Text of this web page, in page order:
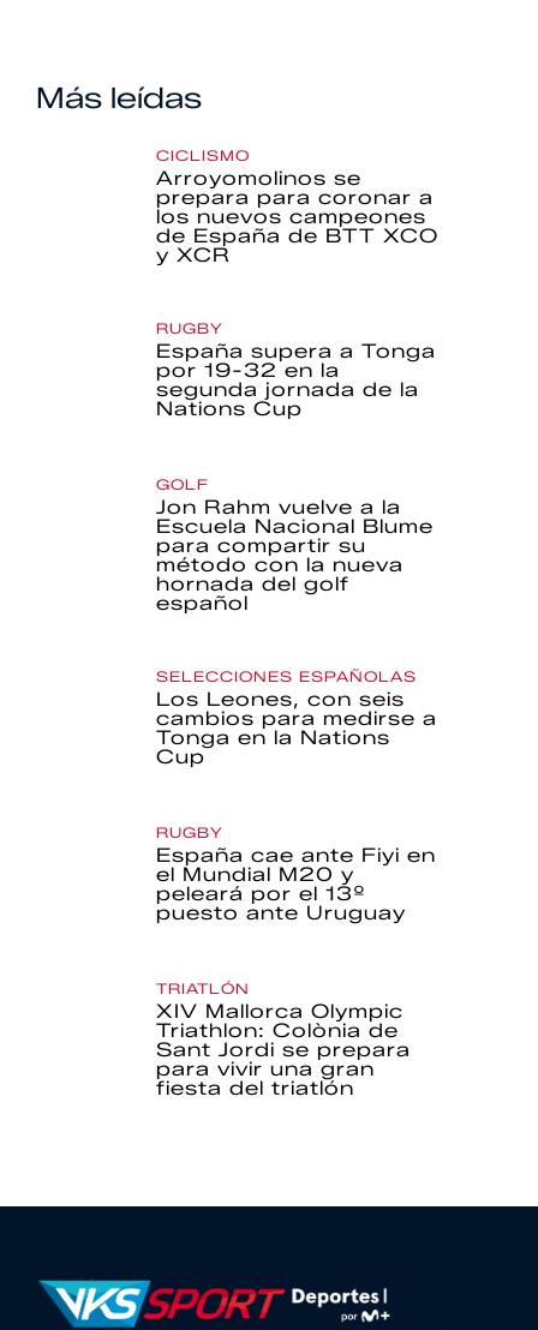
Más leídas
CICLISMO
Arroyomolinos se
prepara para coronar a
los nuevos campeones
de España de BTT XCO
y XCR
RUGBY
España supera a Tonga
por 19-32 en la
segunda jornada de la
Nations Cup
GOLF
Jon Rahm vuelve a la
Escuela Nacional Blume
para compartir su
método con la nueva
hornada del golf
español
SELECCIONES ESPAÑOLAS
Los Leones, con seis
cambios para medirse a
Tonga en la Nations
Cup
RUGBY
España cae ante Fiyi en
el Mundial M20 y
peleará por el 13º
puesto ante Uruguay
TRIATLÓN
XIV Mallorca Olympic
Triathlon: Colònia de
Sant Jordi se prepara
para vivir una gran
fiesta del triatlón